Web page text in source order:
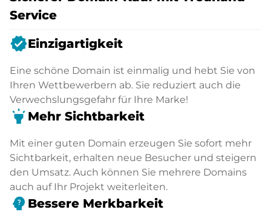
Service
verifiedEinzigartigkeit
Eine schöne Domain ist einmalig und hebt Sie von
Ihren Wettbewerbern ab. Sie reduziert auch die
Verwechslungsgefahr für Ihre Marke!
highlight Mehr Sichtbarkeit
Mit einer guten Domain erzeugen Sie sofort mehr
Sichtbarkeit, erhalten neue Besucher und steigern
den Umsatz. Auch können Sie mehrere Domains
auch auf Ihr Projekt weiterleiten.
psychology_alt Bessere Merkbarkeit